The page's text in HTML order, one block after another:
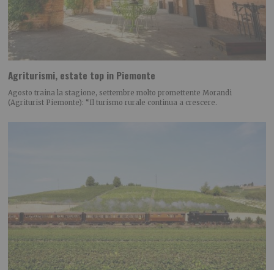
Agriturismi, estate top in Piemonte
Agosto traina la stagione, settembre molto promettente Morandi
(Agriturist Piemonte): “Il turismo rurale continua a crescere.